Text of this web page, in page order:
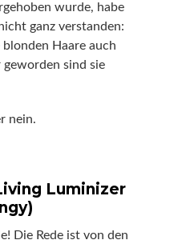
wurde, habe
ganz verstanden:
blonden Haare auch
sind sie
nein.
Luminizer
Die Rede ist von den